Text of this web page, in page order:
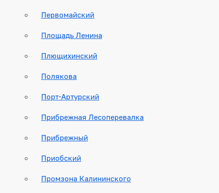
Первомайский
Площадь Ленина
Плющихинский
Полякова
Порт-Артурский
Прибрежная Лесоперевалка
Прибрежный
Приобский
Промзона Калининского